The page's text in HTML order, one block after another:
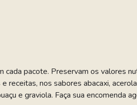
cada pacote. Preservam os valores
receitas, nos sabores abacaxi,
e graviola. Faça sua encomenda